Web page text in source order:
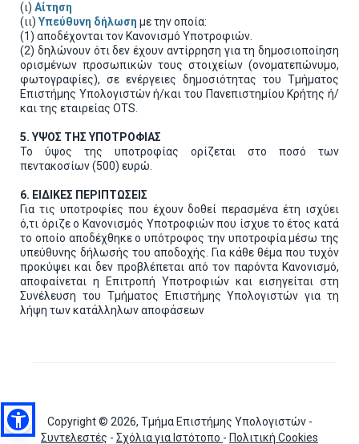
(ι) Αίτηση
(ιι) Υπεύθυνη δήλωση με την οποία:
(1) αποδέχονται τον Κανονισμό Υποτροφιών.
(2) δηλώνουν ότι δεν έχουν αντίρρηση για τη δημοσιοποίηση
ορισμένων προσωπικών τους στοιχείων (ονοματεπώνυμο,
φωτογραφίες), σε ενέργειες δημοσιότητας του Τμήματος
Επιστήμης Υπολογιστών ή/και του Πανεπιστημίου Κρήτης ή/
και της εταιρείας OTS.
5. ΥΨΟΣ ΤΗΣ ΥΠΟΤΡΟΦΙΑΣ
Το ύψος της υποτροφίας ορίζεται στο ποσό των
πεντακοσίων (500) ευρώ.
6. ΕΙΔΙΚΕΣ ΠΕΡΙΠΤΩΣΕΙΣ
Για τις υποτροφίες που έχουν δοθεί περασμένα έτη ισχύει
ό,τι όριζε ο Κανονισμός Υποτροφιών που ίσχυε το έτος κατά
το οποίο αποδέχθηκε ο υπότροφος την υποτροφία μέσω της
υπεύθυνης δήλωσής του αποδοχής. Για κάθε θέμα που τυχόν
προκύψει και δεν προβλέπεται από τον παρόντα Κανονισμό,
αποφαίνεται η Επιτροπή Υποτροφιών και εισηγείται στη
Συνέλευση του Τμήματος Επιστήμης Υπολογιστών για τη
λήψη των κατάλληλων αποφάσεων
Copyright © 2026, Τμήμα Επιστήμης Υπολογιστών -
Συντελεστές - Σχόλια για Ιστότοπο - Πολιτική Cookies